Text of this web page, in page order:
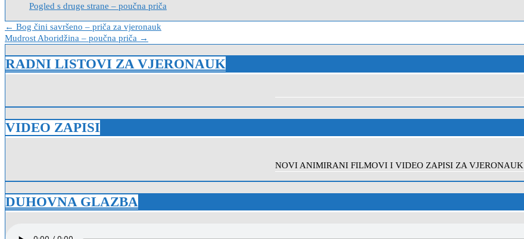
Pogled s druge strane – poučna priča
Navigacija
objava
← Bog čini savršeno – priča za vjeronauk
Mudrost Aboridžina – poučna priča →
RADNI LISTOVI ZA VJERONAUK
VIDEO ZAPISI
NOVI ANIMIRANI FILMOVI I VIDEO ZAPISI ZA VJERONAUK
DUHOVNA GLAZBA